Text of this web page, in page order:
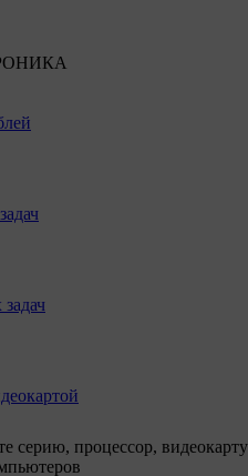
серию, процессор,